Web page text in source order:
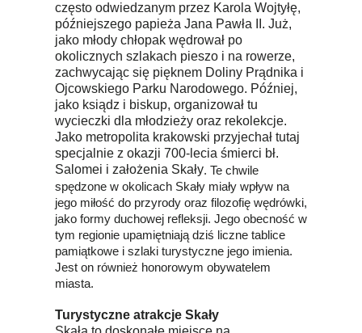
często odwiedzanym przez Karola Wojtyłę,
późniejszego papieża Jana Pawła II. Już,
jako młody chłopak wędrował po
okolicznych szlakach pieszo i na rowerze,
zachwycając się pięknem Doliny Prądnika i
Ojcowskiego Parku Narodowego. Później,
jako ksiądz i biskup, organizował tu
wycieczki dla młodzieży oraz rekolekcje.
Jako metropolita krakowski przyjechał tutaj
specjalnie z okazji 700-lecia śmierci bł.
Salomei i założenia Skały. Te chwile
spędzone w okolicach Skały miały wpływ na
jego miłość do przyrody oraz filozofię wędrówki,
jako formy duchowej refleksji. Jego obecność w
tym regionie upamiętniają dziś liczne tablice
pamiątkowe i szlaki turystyczne jego imienia.
Jest on również honorowym obywatelem
miasta.
Turystyczne atrakcje Skały